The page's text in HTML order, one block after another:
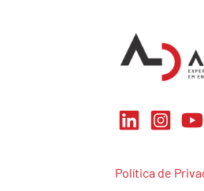
Política de